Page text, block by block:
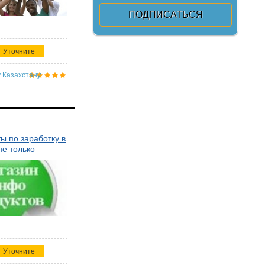
Уточните
Казахстану
по заработку в
только
Уточните